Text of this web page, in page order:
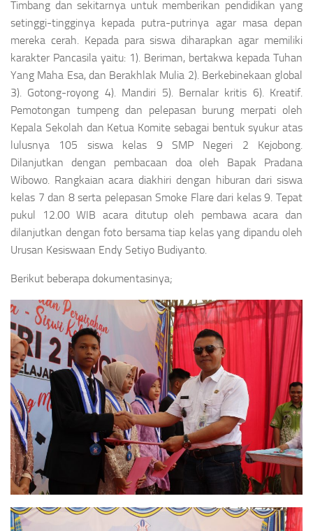
Timbang dan sekitarnya untuk memberikan pendidikan yang
setinggi-tingginya kepada putra-putrinya agar masa depan
mereka cerah. Kepada para siswa diharapkan agar memiliki
karakter Pancasila yaitu: 1). Beriman, bertakwa kepada Tuhan
Yang Maha Esa, dan Berakhlak Mulia 2). Berkebinekaan global
3). Gotong-royong 4). Mandiri 5). Bernalar kritis 6). Kreatif.
Pemotongan tumpeng dan pelepasan burung merpati oleh
Kepala Sekolah dan Ketua Komite sebagai bentuk syukur atas
lulusnya 105 siswa kelas 9 SMP Negeri 2 Kejobong.
Dilanjutkan dengan pembacaan doa oleh Bapak Pradana
Wibowo. Rangkaian acara diakhiri dengan hiburan dari siswa
kelas 7 dan 8 serta pelepasan Smoke Flare dari kelas 9. Tepat
pukul 12.00 WIB acara ditutup oleh pembawa acara dan
dilanjutkan dengan foto bersama tiap kelas yang dipandu oleh
Urusan Kesiswaan Endy Setiyo Budiyanto.
Berikut beberapa dokumentasinya;